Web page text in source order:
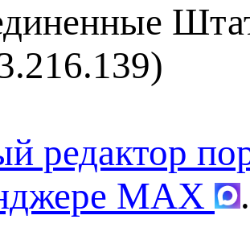
редактор
MAX
.